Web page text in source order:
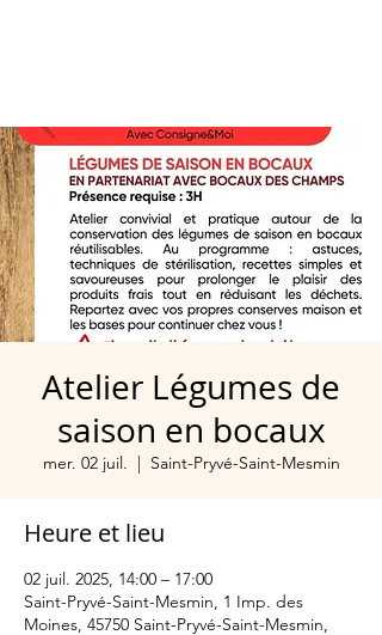
Atelier Légumes de
saison en bocaux
mer. 02 juil.
  |
Saint-Pryvé-Saint-Mesmin
Heure et lieu
02 juil. 2025, 14:00 – 17:00
Saint-Pryvé-Saint-Mesmin, 1 Imp. des
Moines, 45750 Saint-Pryvé-Saint-Mesmin,